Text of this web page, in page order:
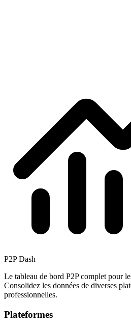
P2P Dash
Le tableau de bord P2P complet pour
Consolidez les données de diverses
professionnelles.
Plateformes